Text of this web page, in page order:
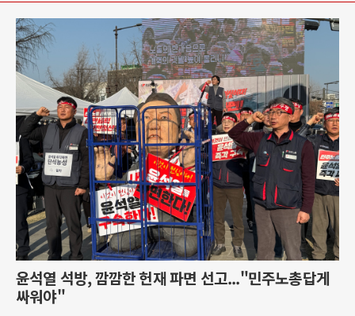
윤석열 석방, 깜깜한 헌재 파면 선고..."민주노총답게
싸워야"